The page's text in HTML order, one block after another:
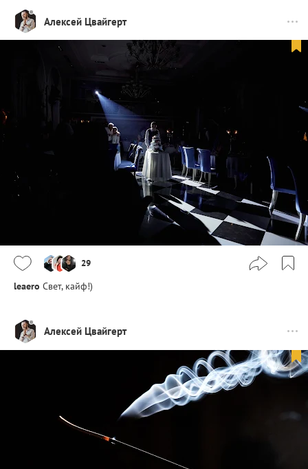
Алексей Цвайгерт
29
leaero Свет, кайф!)
Алексей Цвайгерт